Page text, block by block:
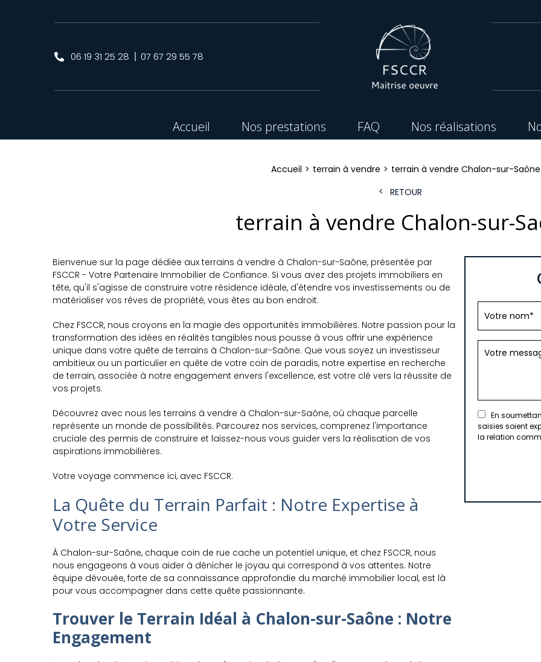
06 19 31 25 28 07 67 29 55 78
Accueil Nos prestations FAQ Nos réalisations
Accueil terrain à vendre
terrain à vendre Chalon-sur-Saône
RETOUR
terrain à vendre Chalon-sur-
Bienvenue sur la page dédiée aux terrains à vendre à Chalon-sur-Saône, présentée par
FSCCR - Votre Partenaire Immobilier de Confiance. Si vous avez des projets immobiliers en
tête, qu'il s'agisse de construire votre résidence idéale, d'étendre vos investissements ou de
matérialiser vos rêves de propriété, vous êtes au bon endroit.
Chez FSCCR, nous croyons en la magie des opportunités immobilières. Notre passion pour la
transformation des idées en réalités tangibles nous pousse à vous offrir une expérience
unique dans votre quête de terrains à Chalon-sur-Saône. Que vous soyez un investisseur
ambitieux ou un particulier en quête de votre coin de paradis, notre expertise en recherche
de terrain, associée à notre engagement envers l'excellence, est votre clé vers la réussite de
vos projets.
Découvrez avec nous les terrains à vendre à Chalon-sur-Saône, où chaque parcelle
représente un monde de possibilités. Parcourez nos services, comprenez l'importance
cruciale des permis de construire et laissez-nous vous guider vers la réalisation de vos
aspirations immobilières.
Votre voyage commence ici, avec FSCCR.
La Quête du Terrain Parfait : Notre Expertise à
Votre Service
À Chalon-sur-Saône, chaque coin de rue cache un potentiel unique, et chez FSCCR, nous
nous engageons à vous aider à dénicher le joyau qui correspond à vos attentes. Notre
équipe dévouée, forte de sa connaissance approfondie du marché immobilier local, est là
pour vous accompagner dans cette quête passionnante.
Trouver le Terrain Idéal à Chalon-sur-Saône : Notre
Engagement
En
saisies soient
la relation